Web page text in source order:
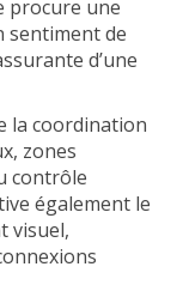
procure une
sentiment de
d’une
la coordination
zones
contrôle
également le
visuel,